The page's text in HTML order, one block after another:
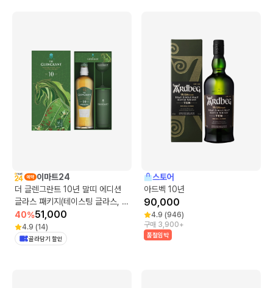
이마트24
더 글렌그란트 10년 말띠 에디션
글라스 패키지(테이스팅 글라스, 하
이볼 글라스)
40%51,000
4.9 (14)
골라담기 할인
스토어
아드벡 10년
90,000
4.9 (946)
구매 3,900+
품절임박